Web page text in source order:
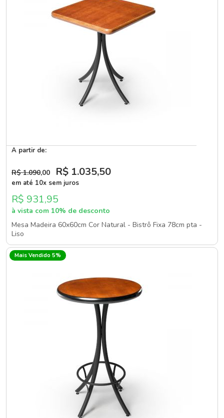
A partir de:
R$ 1.090,00 R$ 1.035,50
em até 10x sem juros
R$ 931,95
à vista com 10% de desconto
Mesa Madeira 60x60cm Cor Natural - Bistrô Fixa 78cm pta -
Liso
Mais Vendido 5%